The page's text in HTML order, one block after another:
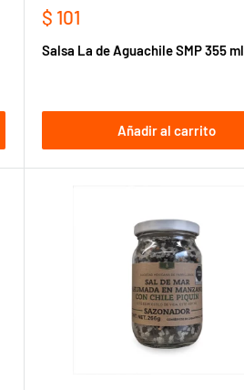
Precio
venta
$ 101
Salsa La de Aguachile SMP 355 ml
Añadir al carrito